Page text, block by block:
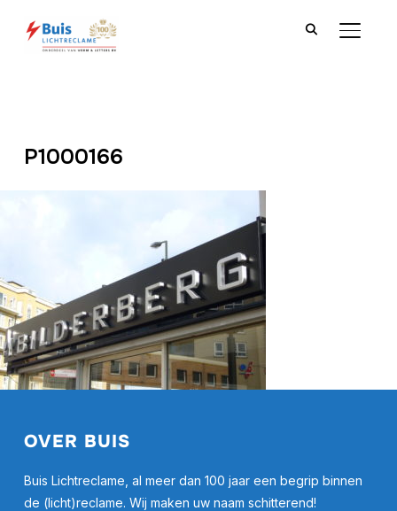
P1000166
OVER BUIS
Buis Lichtreclame, al meer dan 100 jaar een begrip binnen
de (licht)reclame. Wij maken uw naam schitterend!